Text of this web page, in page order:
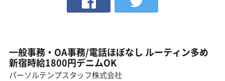
一般事務・OA事務/電話ほぼなし ルーティン多め
新宿時給1800円デニムOK
パーソルテンプスタッフ株式会社